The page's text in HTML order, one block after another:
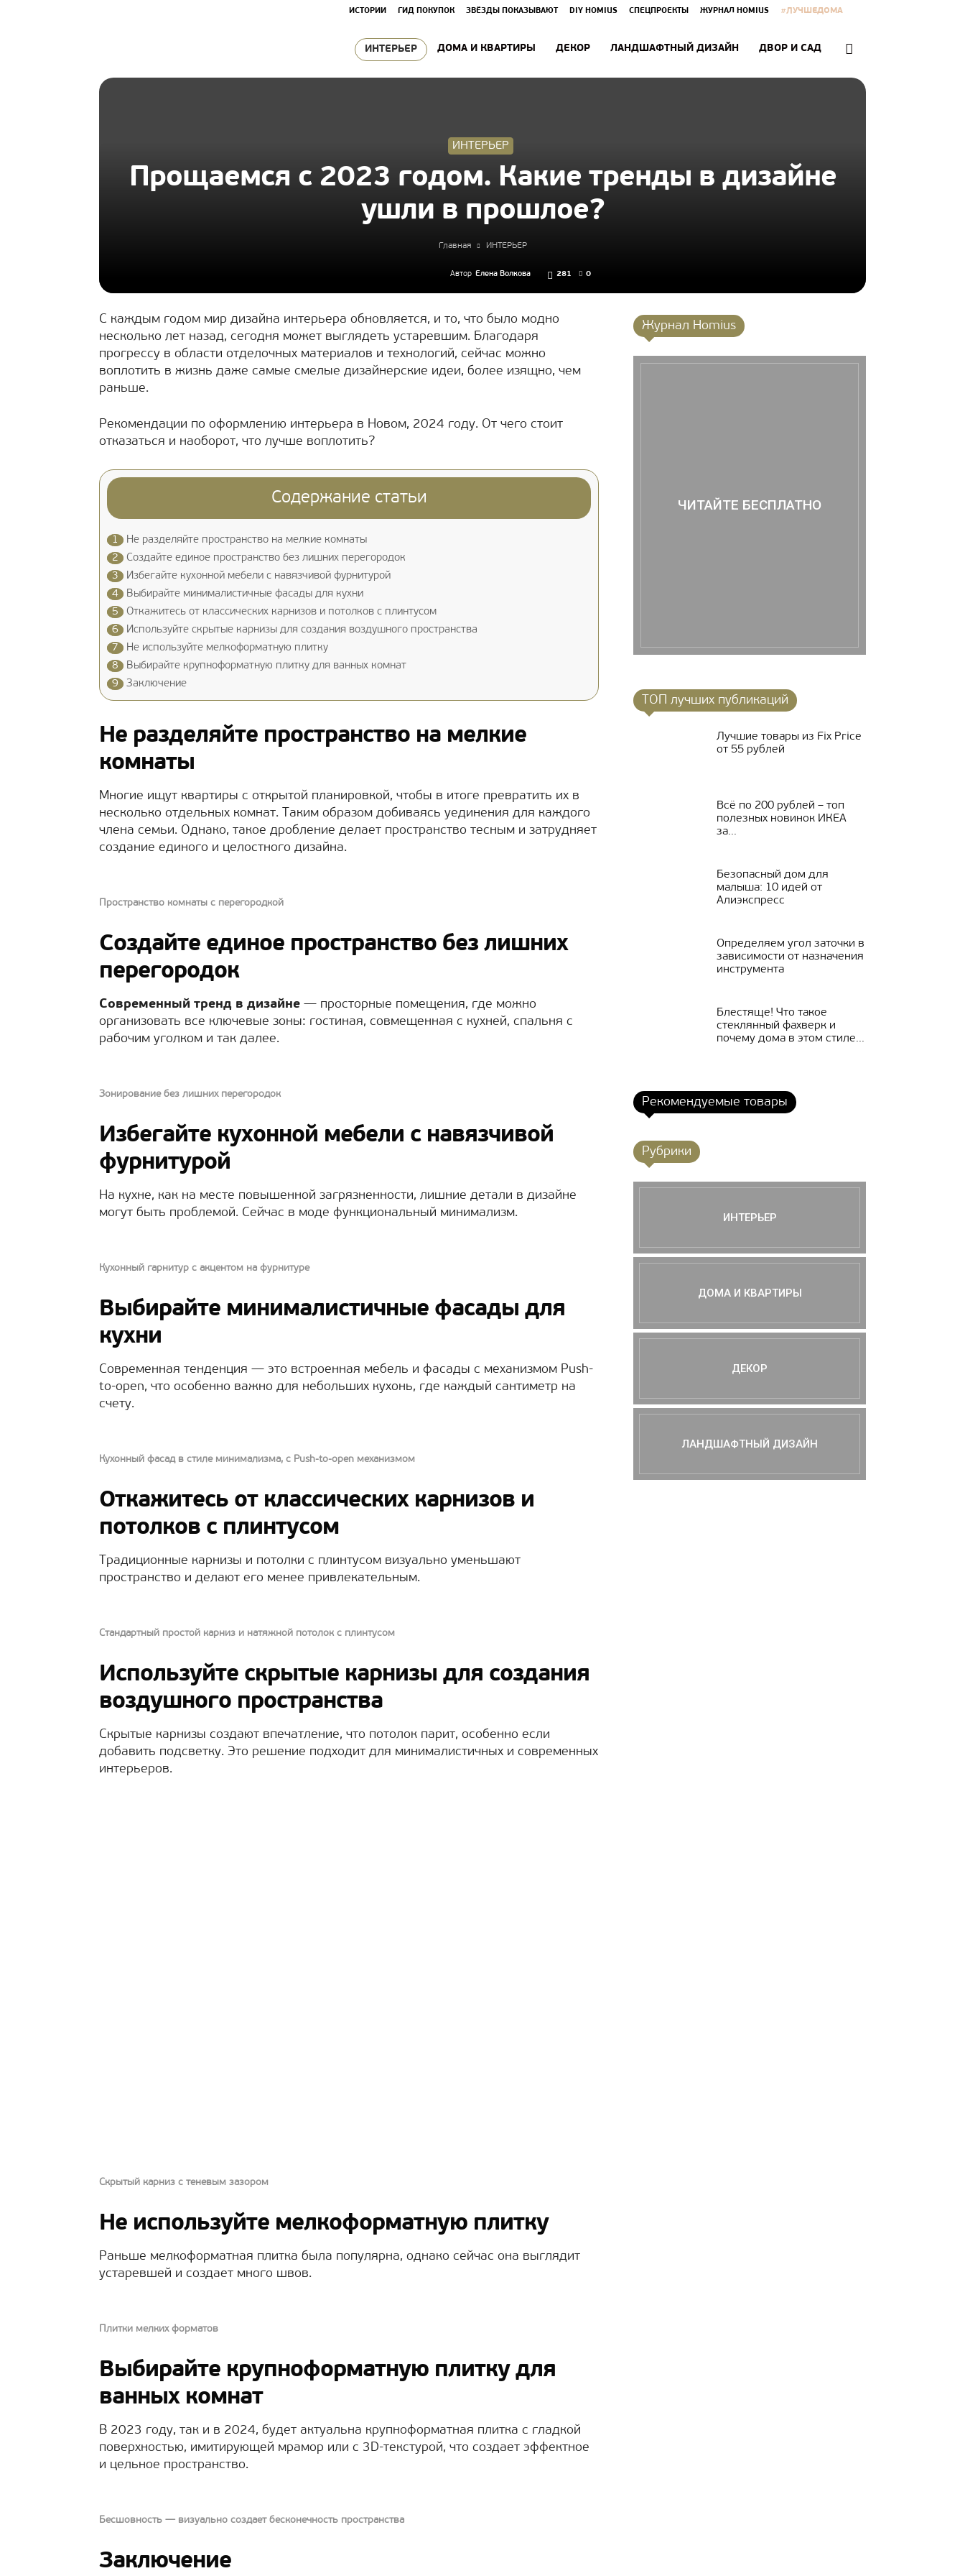
ИСТОРИИ ГИД ПОКУПОК ЗВЁЗДЫ ПОКАЗЫВАЮТ DIY HOMIUS СПЕЦПРОЕКТЫ ЖУРНАЛ HOMIUS #ЛУЧШЕДОМА
ИНТЕРЬЕР ДОМА И КВАРТИРЫ ДЕКОР ЛАНДШАФТНЫЙ ДИЗАЙН ДВОР И САД
ИНТЕРЬЕР
Прощаемся с 2023 годом. Какие тренды в дизайне
ушли в прошлое?
Главная ИНТЕРЬЕР
Автор Елена Волкова 281 0
С каждым годом мир дизайна интерьера обновляется, и то, что было модно
несколько лет назад, сегодня может выглядеть устаревшим. Благодаря
прогрессу в области отделочных материалов и технологий, сейчас можно
воплотить в жизнь даже самые смелые дизайнерские идеи, более изящно, чем
раньше.
Рекомендации по оформлению интерьера в Новом, 2024 году. От чего стоит
отказаться и наоборот, что лучше воплотить?
Содержание статьи
1
Не разделяйте пространство на мелкие комнаты
2
Создайте единое пространство без лишних перегородок
3
Избегайте кухонной мебели с навязчивой фурнитурой
4
Выбирайте минималистичные фасады для кухни
5
Откажитесь от классических карнизов и потолков с плинтусом
6
Используйте скрытые карнизы для создания воздушного пространства
7
Не используйте мелкоформатную плитку
8
Выбирайте крупноформатную плитку для ванных комнат
9
Заключение
Не разделяйте пространство на мелкие
комнаты
Многие ищут квартиры с открытой планировкой, чтобы в итоге превратить их в
несколько отдельных комнат. Таким образом добиваясь уединения для каждого
члена семьи. Однако, такое дробление делает пространство тесным и затрудняет
создание единого и целостного дизайна.
Пространство комнаты c перегородкой
Создайте единое пространство без лишних
перегородок
Современный тренд в дизайне — просторные помещения, где можно
организовать все ключевые зоны: гостиная, совмещенная с кухней, спальня с
рабочим уголком и так далее.
Зонирование без лишних перегородок
Избегайте кухонной мебели с навязчивой
фурнитурой
На кухне, как на месте повышенной загрязненности, лишние детали в дизайне
могут быть проблемой. Сейчас в моде функциональный минимализм.
Кухонный гарнитур с акцентом на фурнитуре
Выбирайте минималистичные фасады для
кухни
Современная тенденция — это встроенная мебель и фасады с механизмом Push-
to-open, что особенно важно для небольших кухонь, где каждый сантиметр на
счету.
Кухонный фасад в стиле минимализма, с Push-to-open механизмом
Откажитесь от классических карнизов и
потолков с плинтусом
Традиционные карнизы и потолки с плинтусом визуально уменьшают
пространство и делают его менее привлекательным.
Стандартный простой карниз и натяжной потолок с плинтусом
Используйте скрытые карнизы для создания
воздушного пространства
Скрытые карнизы создают впечатление, что потолок парит, особенно если
добавить подсветку. Это решение подходит для минималистичных и современных
интерьеров.
Скрытый карниз с теневым зазором
Не используйте мелкоформатную плитку
Раньше мелкоформатная плитка была популярна, однако сейчас она выглядит
устаревшей и создает много швов.
Плитки мелких форматов
Выбирайте крупноформатную плитку для
ванных комнат
В 2023 году, так и в 2024, будет актуальна крупноформатная плитка с гладкой
поверхностью, имитирующей мрамор или с 3D-текстурой, что создает эффектное
и цельное пространство.
Бесшовность — визуально создает бесконечность пространства
Заключение
Журнал Homius
ЧИТАЙТЕ БЕСПЛАТНО
ТОП лучших публикаций
Лучшие товары из Fix Price
от 55 рублей
Всё по 200 рублей – топ
полезных новинок ИКЕА
за...
Безопасный дом для
малыша: 10 идей от
Алиэкспресс
Определяем угол заточки в
зависимости от назначения
инструмента
Блестяще! Что такое
стеклянный фахверк и
почему дома в этом стиле...
Рекомендуемые товары
Рубрики
ИНТЕРЬЕР
ДОМА И КВАРТИРЫ
ДЕКОР
ЛАНДШАФТНЫЙ ДИЗАЙН